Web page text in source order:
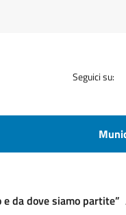
Seguici su:
da dove siamo partite”